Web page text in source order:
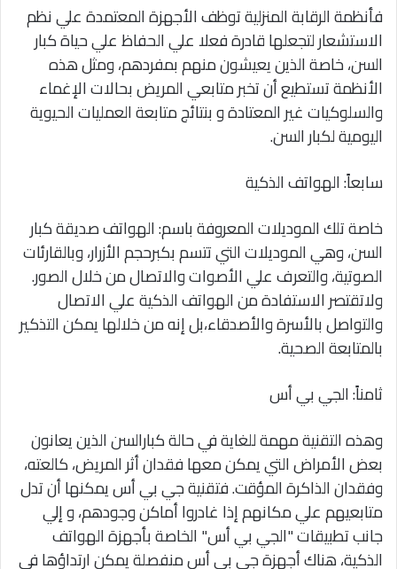
فأنظمة الرقابة المنزلية توظف الأجهزة المعتمدة علي نظم
الاستشعار لتجعلها قادرة فعلا علي الحفاظ علي حياة كبار
السن، خاصة الذين يعيشون منهم بمفردهم، ومثل هذه
الأنظمة تستطيع أن تخبر متابعي المريض بحالات الإغماء
والسلوكيات غير المعتادة و بنتائج متابعة العمليات الحيوية
اليومية لكبار السن.
سابعاً: الهواتف الذكية
خاصة تلك الموديلات المعروفة باسم: الهواتف صديقة كبار
السن، وهي الموديلات التي تتسم بكبرحجم الأزرار، وبالقارئات
الصوتية، والتعرف علي الأصوات والاتصال من خلال الصور.
ولاتقتصر الاستفادة من الهواتف الذكية علي الاتصال
والتواصل بالأسرة والأصدقاء،بل إنه من خلالها يمكن التذكير
بالمتابعة الصحية.
ثامناً: الجي بي أس
وهذه التقنية مهمة للغاية في حالة كبارالسن الذين يعانون
بعض الأمراض التي يمكن معها فقدان أثر المريض، كالعته،
وفقدان الذاكرة المؤقت. فتقنية جي بي أس يمكنها أن تدل
متابعيهم علي مكانهم إذا غادروا أماكن وجودهم، و إلي
جانب تطبيقات "الجي بي أس" الخاصة بأجهزة الهواتف
الذكية، هناك أجهزة جي بي أس منفصلة يمكن ارتداؤها في